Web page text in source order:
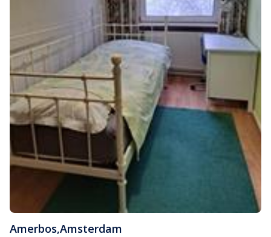
Amerbos,Amsterdam